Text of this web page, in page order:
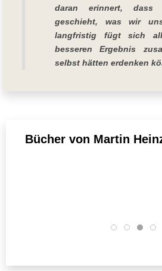
daran erinnert,
geschieht, was wir
langfristig fügt sich
besseren Ergebnis
selbst hätten erdenken
Bücher von Martin